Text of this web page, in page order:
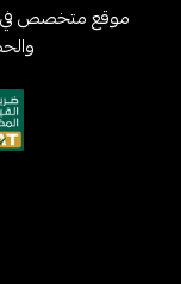
موقع متخصص في